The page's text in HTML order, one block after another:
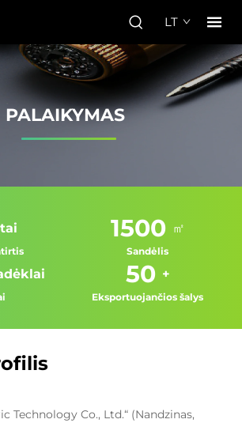
LT
PALAIKYMAS
1500 ㎡
Sandėlis
50 +
Eksportuojančios šalys
Technology Co., Ltd.“ (Nandzinas,